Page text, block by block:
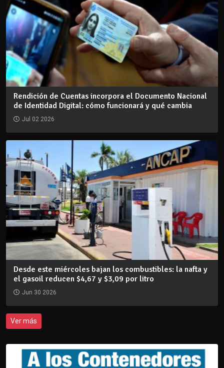
Rendición de Cuentas incorpora el Documento Nacional
de Identidad Digital: cómo funcionará y qué cambia
Jul 02 2026
Desde este miércoles bajan los combustibles: la nafta y
el gasoil reducen $4,67 y $3,09 por litro
Jun 30 2026
Ver más